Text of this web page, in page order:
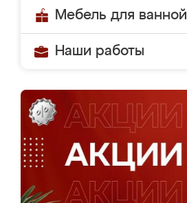
Мебель для ванной
Наши работы